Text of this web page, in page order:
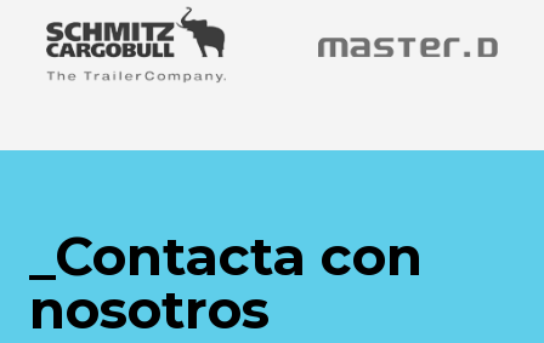
_Contacta con
nosotros